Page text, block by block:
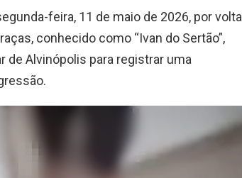
feira, 11 de maio de 2026, por volta
conhecido como “Ivan do Sertão”,
de Alvinópolis para registrar uma